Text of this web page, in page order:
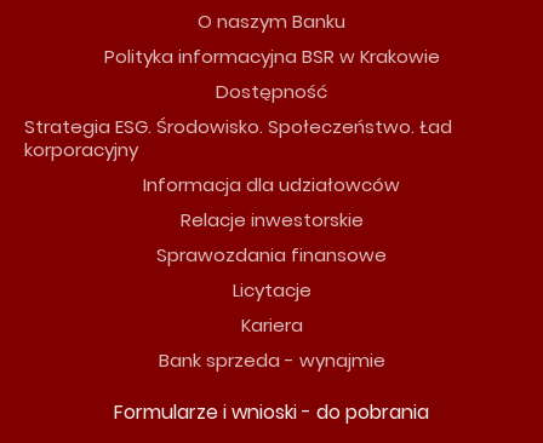
O naszym Banku
Polityka informacyjna BSR w Krakowie
Dostępność
Strategia ESG. Środowisko. Społeczeństwo. Ład
korporacyjny
Informacja dla udziałowców
Relacje inwestorskie
Sprawozdania finansowe
Licytacje
Kariera
Bank sprzeda - wynajmie
Formularze i wnioski - do pobrania